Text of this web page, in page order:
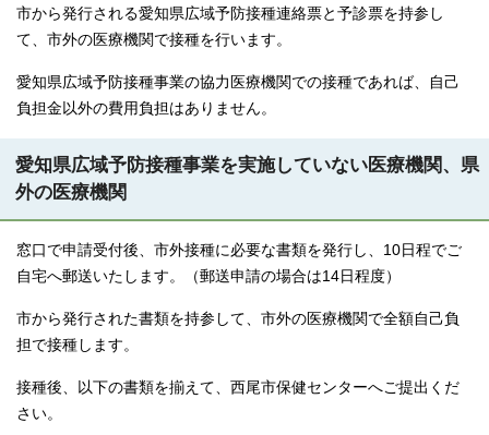
市から発行される愛知県広域予防接種連絡票と予診票を持参し
て、市外の医療機関で接種を行います。
愛知県広域予防接種事業の協力医療機関での接種であれば、自己
負担金以外の費用負担はありません。
愛知県広域予防接種事業を実施していない医療機関、県
外の医療機関
窓口で申請受付後、市外接種に必要な書類を発行し、10日程でご
自宅へ郵送いたします。（郵送申請の場合は14日程度）
市から発行された書類を持参して、市外の医療機関で全額自己負
担で接種します。
接種後、以下の書類を揃えて、西尾市保健センターへご提出くだ
さい。